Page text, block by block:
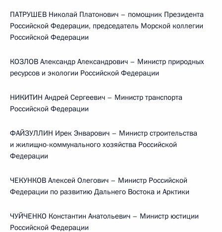
ПАТРУШЕВ Николай Платонович – помощник Президента
Российской Федерации, председатель Морской коллегии
Российской Федерации
КОЗЛОВ Александр Александрович – Министр природных
ресурсов и экологии Российской Федерации
НИКИТИН Андрей Сергеевич – Министр транспорта
Российской Федерации
ФАЙЗУЛЛИН Ирек Энварович – Министр строительства
и жилищно-коммунального хозяйства Российской
Федерации
ЧЕКУНКОВ Алексей Олегович – Министр Российской
Федерации по развитию Дальнего Востока и Арктики
ЧУЙЧЕНКО Константин Анатольевич – Министр юстиции
Российской Федерации